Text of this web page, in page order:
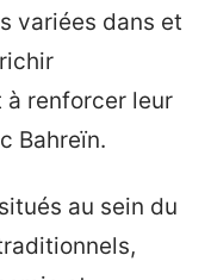
variées dans et
à renforcer leur
Bahreïn.
au sein du